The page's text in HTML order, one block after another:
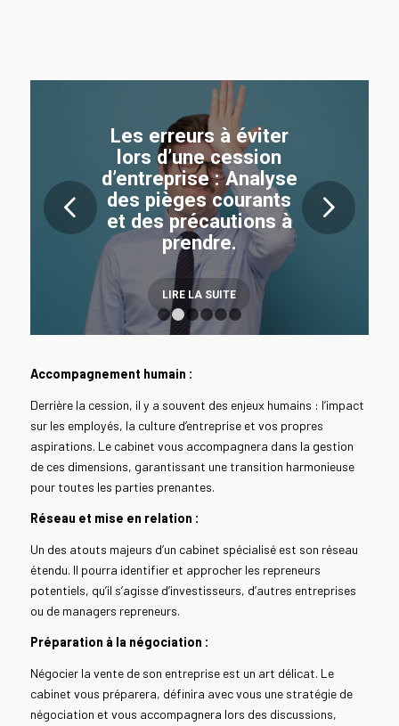
Les erreurs à éviter
lors d’une cession
d’entreprise : Analyse
des pièges courants
et des précautions à
prendre.
LIRE LA SUITE
Suivant
Accompagnement humain :
Derrière la cession, il y a souvent des enjeux humains : l’impact
sur les employés, la culture d’entreprise et vos propres
aspirations. Le cabinet vous accompagnera dans la gestion
de ces dimensions, garantissant une transition harmonieuse
pour toutes les parties prenantes.
Réseau et mise en relation :
Un des atouts majeurs d’un cabinet spécialisé est son réseau
étendu. Il pourra identifier et approcher les repreneurs
potentiels, qu’il s’agisse d’investisseurs, d’autres entreprises
ou de managers repreneurs.
Préparation à la négociation :
Négocier la vente de son entreprise est un art délicat. Le
cabinet vous préparera, définira avec vous une stratégie de
négociation et vous accompagnera lors des discussions,